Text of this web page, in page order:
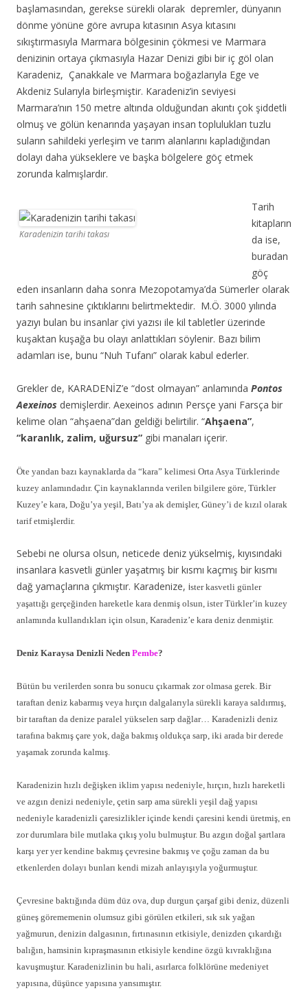
başlamasından, gerekse sürekli olarak depremler, dünyanın
dönme yönüne göre avrupa kıtasının Asya kıtasını
sıkıştırmasıyla Marmara bölgesinin çökmesi ve Marmara
denizinin ortaya çıkmasıyla Hazar Denizi gibi bir iç göl olan
Karadeniz, Çanakkale ve Marmara boğazlarıyla Ege ve
Akdeniz Sularıyla birleşmiştir. Karadeniz’in seviyesi
Marmara’nın 150 metre altında olduğundan akıntı çok şiddetli
olmuş ve gölün kenarında yaşayan insan toplulukları tuzlu
suların sahildeki yerleşim ve tarım alanlarını kapladığından
dolayı daha yükseklere ve başka bölgelere göç etmek
zorunda kalmışlardır.
Karadenizin tarihi takası
Tarih
kitapların
da ise,
buradan
göç
eden insanların daha sonra Mezopotamya’da Sümerler olarak
tarih sahnesine çıktıklarını belirtmektedir. M.Ö. 3000 yılında
yazıyı bulan bu insanlar çivi yazısı ile kil tabletler üzerinde
kuşaktan kuşağa bu olayı anlattıkları söylenir. Bazı bilim
adamları ise, bunu “Nuh Tufanı” olarak kabul ederler.
Grekler de, KARADENİZ’e “dost olmayan” anlamında Pontos
Aexeinos demişlerdir. Aexeinos adının Persçe yani Farsça bir
kelime olan “ahşaena”dan geldiği belirtilir. “Ahşaena”,
“karanlık, zalim, uğursuz” gibi manaları içerir.
Öte yandan bazı kaynaklarda da “kara” kelimesi Orta Asya Türklerinde
kuzey anlamındadır. Çin kaynaklarında verilen bilgilere göre, Türkler
Kuzey’e kara, Doğu’ya yeşil, Batı’ya ak demişler, Güney’i de kızıl olarak
tarif etmişlerdir.
Sebebi ne olursa olsun, neticede deniz yükselmiş, kıyısındaki
insanlara kasvetli günler yaşatmış bir kısmı kaçmış bir kısmı
dağ yamaçlarına çıkmıştır. Karadenize, ister kasvetli günler
yaşattığı gerçeğinden hareketle kara denmiş olsun, ister Türkler’in kuzey
anlamında kullandıkları için olsun, Karadeniz’e kara deniz denmiştir.
Deniz Karaysa Denizli Neden Pembe?
Bütün bu verilerden sonra bu sonucu çıkarmak zor olmasa gerek. Bir
taraftan deniz kabarmış veya hırçın dalgalarıyla sürekli karaya saldırmış,
bir taraftan da denize paralel yükselen sarp dağlar… Karadenizli deniz
tarafına bakmış çare yok, dağa bakmış oldukça sarp, iki arada bir derede
yaşamak zorunda kalmış.
Karadenizin hızlı değişken iklim yapısı nedeniyle, hırçın, hızlı hareketli
ve azgın denizi nedeniyle, çetin sarp ama sürekli yeşil dağ yapısı
nedeniyle karadenizli çaresizlikler içinde kendi çaresini kendi üretmiş, en
zor durumlara bile mutlaka çıkış yolu bulmuştur. Bu azgın doğal şartlara
karşı yer yer kendine bakmış çevresine bakmış ve çoğu zaman da bu
etkenlerden dolayı bunları kendi mizah anlayışıyla yoğurmuştur.
Çevresine baktığında düm düz ova, dup durgun çarşaf gibi deniz, düzenli
güneş görememenin olumsuz gibi görülen etkileri, sık sık yağan
yağmurun, denizin dalgasının, fırtınasının etkisiyle, denizden çıkardığı
balığın, hamsinin kıpraşmasının etkisiyle kendine özgü kıvraklığına
kavuşmuştur. Karadenizlinin bu hali, asırlarca folklörüne medeniyet
yapısına, düşünce yapısına yansımıştır.